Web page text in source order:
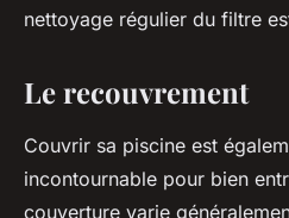
nettoyage régulier du filtre
Le recouvrement
Couvrir sa piscine est
incontournable pour bien
couverture varie